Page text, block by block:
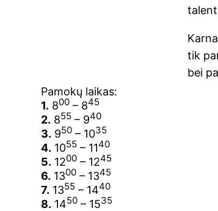
Pamokų laikas:
1. 800 – 845
2. 855 – 940
3. 950 – 1035
4. 1055 – 1140
5. 1200 – 1245
6. 1300 – 1345
7. 1355 – 1440
8. 1450 – 1535
tik
bei